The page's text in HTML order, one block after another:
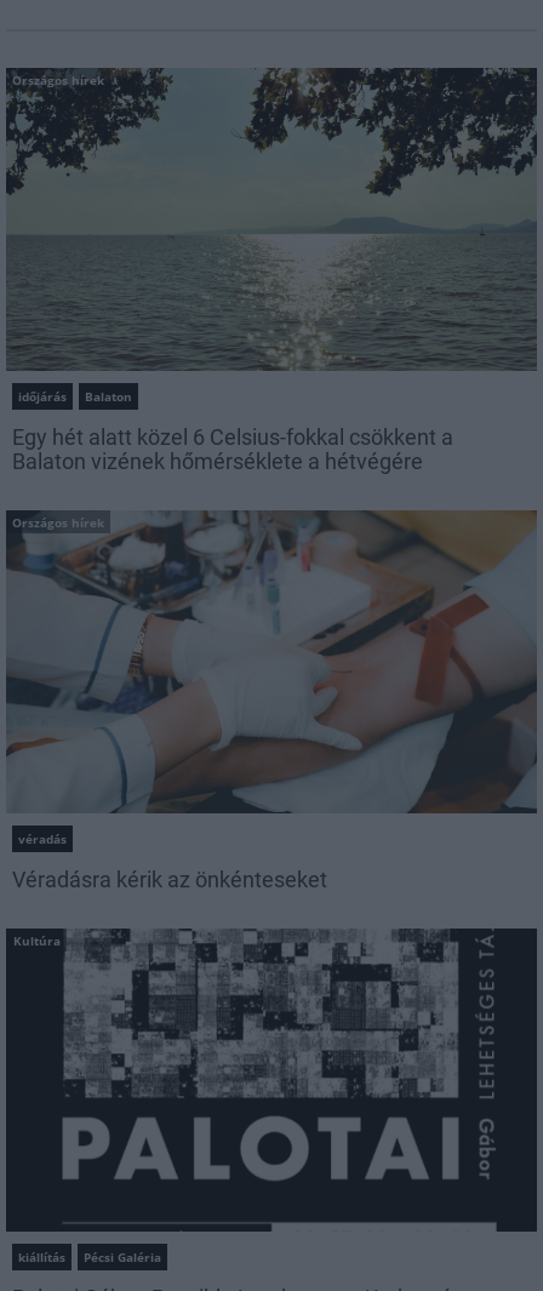
Országos hírek
időjárás Balaton
Egy hét alatt közel 6 Celsius-fokkal csökkent a
Balaton vizének hőmérséklete a hétvégére
Országos hírek
véradás
Véradásra kérik az önkénteseket
Kultúra
kiállítás Pécsi Galéria